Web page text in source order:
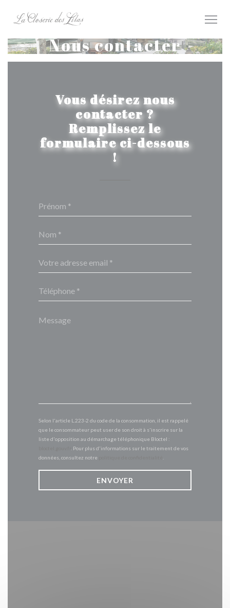
Nous contacter
Vous désirez nous
contacter ?
Remplissez le
formulaire ci-dessous
!
Selon l'article L.223-2 du code de la consommation, il est rappelé
que le consommateur peut user de son droit à s'inscrire sur la
liste d'opposition au démarchage téléphonique Bloctel :
. Pour plus d'informations sur le traitement de vos
données, consultez notre